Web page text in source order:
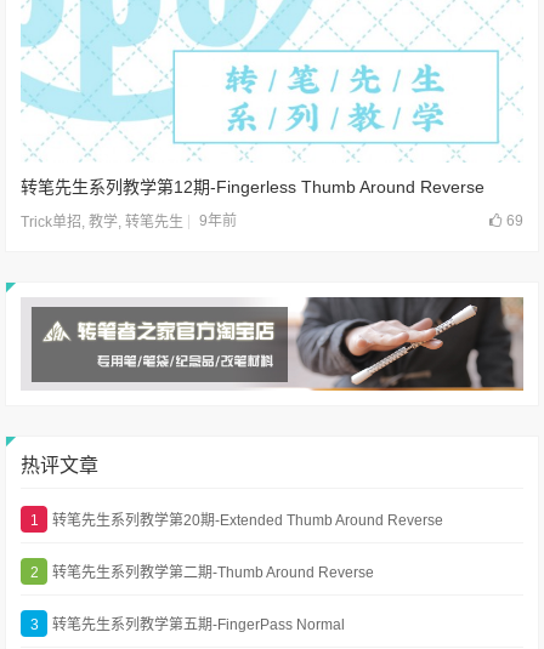
转笔先生系列教学第12期-Fingerless Thumb Around Reverse
Trick单招,教学,转笔先生 9年前 69
热评文章
1 转笔先生系列教学第20期-Extended Thumb Around Reverse
2 转笔先生系列教学第二期-Thumb Around Reverse
3 转笔先生系列教学第五期-FingerPass Normal